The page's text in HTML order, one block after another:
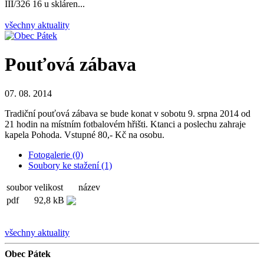
III/326 16 u skláren...
všechny aktuality
Pouťová zábava
07. 08. 2014
Tradiční pouťová zábava se bude konat v sobotu 9. srpna 2014 od
21 hodin na místním fotbalovém hřišti. Ktanci a poslechu zahraje
kapela Pohoda. Vstupné 80,- Kč na osobu.
Fotogalerie (0)
Soubory ke stažení (1)
soubor velikost
název
pdf
92,8 kB
všechny aktuality
Obec Pátek